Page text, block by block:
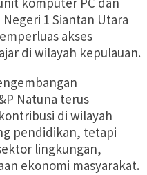
1 Siantan Utara
akses
di wilayah kepulauan.
Natuna terus
di wilayah
pendidikan, tetapi
lingkungan,
ekonomi masyarakat.